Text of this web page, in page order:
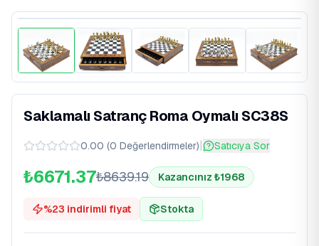
İndirim
Saklamalı Satranç Roma Oymalı SC38S
0.00 (0 Değerlendirmeler)| Satıcıya Sor
₺6671.37₺8639.19 Kazancınız ₺1968
%23 indirimli fiyat Stokta